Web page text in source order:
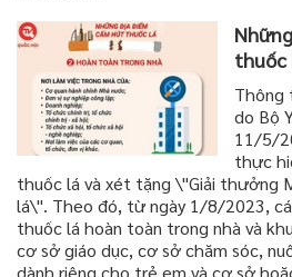
thuốc
Thông
do Bộ
11/5/
thực
thuốc lá và xét tặng \"Giải thưởng
lá\". Theo đó, từ ngày 1/8/2023,
thuốc lá hoàn toàn trong nhà và
cơ sở giáo dục, cơ sở chăm sóc,
dành riêng cho trẻ em và cơ sở